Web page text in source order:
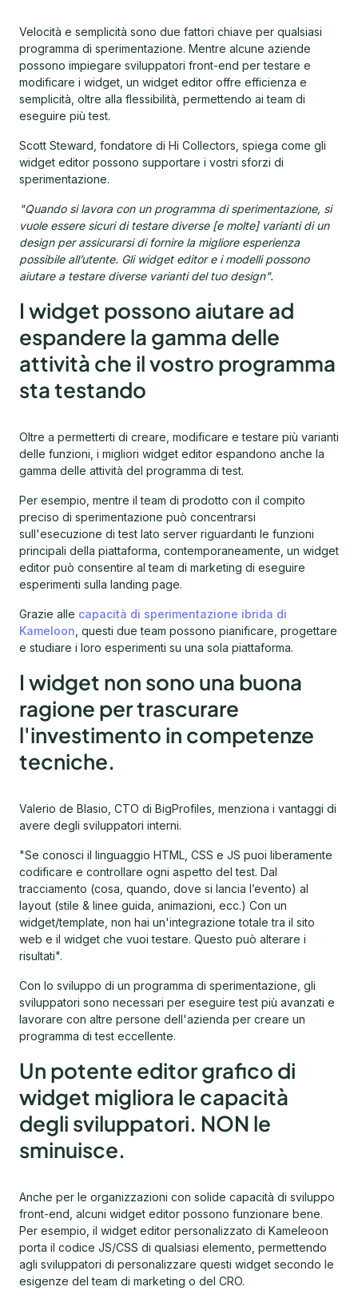
Velocità e semplicità sono due fattori chiave per qualsiasi
programma di sperimentazione. Mentre alcune aziende
possono impiegare sviluppatori front-end per testare e
modificare i widget, un widget editor offre efficienza e
semplicità, oltre alla flessibilità, permettendo ai team di
eseguire più test.
Scott Steward, fondatore di Hi Collectors, spiega come gli
widget editor possono supportare i vostri sforzi di
sperimentazione.
"Quando si lavora con un programma di sperimentazione, si
vuole essere sicuri di testare diverse [e molte] varianti di un
design per assicurarsi di fornire la migliore esperienza
possibile all’utente. Gli widget editor e i modelli possono
aiutare a testare diverse varianti del tuo design".
I widget possono aiutare ad
espandere la gamma delle
attività che il vostro programma
sta testando
Oltre a permetterti di creare, modificare e testare più varianti
delle funzioni, i migliori widget editor espandono anche la
gamma delle attività del programma di test.
Per esempio, mentre il team di prodotto con il compito
preciso di sperimentazione può concentrarsi
sull'esecuzione di test lato server riguardanti le funzioni
principali della piattaforma, contemporaneamente, un widget
editor può consentire al team di marketing di eseguire
esperimenti sulla landing page.
Grazie alle capacità di sperimentazione ibrida di
Kameloon , questi due team possono pianificare, progettare
e studiare i loro esperimenti su una sola piattaforma.
I widget non sono una buona
ragione per trascurare
l'investimento in competenze
tecniche.
Valerio de Blasio, CTO di BigProfiles, menziona i vantaggi di
avere degli sviluppatori interni.
"Se conosci il linguaggio HTML, CSS e JS puoi liberamente
codificare e controllare ogni aspetto del test. Dal
tracciamento (cosa, quando, dove si lancia l’evento) al
layout (stile & linee guida, animazioni, ecc.) Con un
widget/template, non hai un'integrazione totale tra il sito
web e il widget che vuoi testare. Questo può alterare i
risultati".
Con lo sviluppo di un programma di sperimentazione, gli
sviluppatori sono necessari per eseguire test più avanzati e
lavorare con altre persone dell'azienda per creare un
programma di test eccellente.
Un potente editor grafico di
widget migliora le capacità
degli sviluppatori. NON le
sminuisce.
Anche per le organizzazioni con solide capacità di sviluppo
front-end, alcuni widget editor possono funzionare bene.
Per esempio, il widget editor personalizzato di Kameleoon
porta il codice JS/CSS di qualsiasi elemento, permettendo
agli sviluppatori di personalizzare questi widget secondo le
esigenze del team di marketing o del CRO.